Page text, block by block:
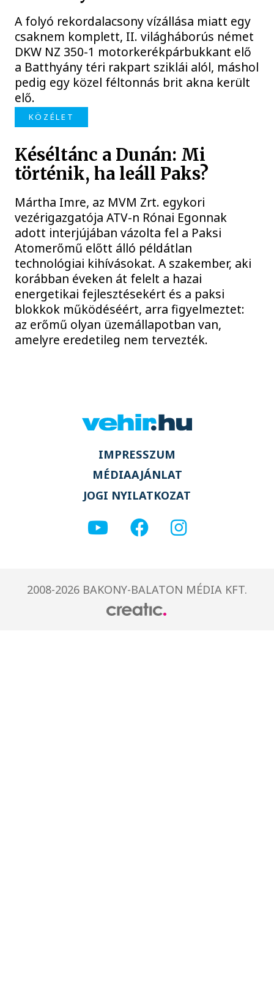
A folyó rekordalacsony vízállása miatt egy
csaknem komplett, II. világháborús német
DKW NZ 350-1 motorkerékpárbukkant elő
a Batthyány téri rakpart sziklái alól, máshol
pedig egy közel féltonnás brit akna került
elő.
KÖZÉLET
Késéltánc a Dunán: Mi
történik, ha leáll Paks?
Mártha Imre, az MVM Zrt. egykori
vezérigazgatója ATV-n Rónai Egonnak
adott interjújában vázolta fel a Paksi
Atomerőmű előtt álló példátlan
technológiai kihívásokat. A szakember, aki
korábban éveken át felelt a hazai
energetikai fejlesztésekért és a paksi
blokkok működéséért, arra figyelmeztet:
az erőmű olyan üzemállapotban van,
amelyre eredetileg nem tervezték.
IMPRESSZUM
MÉDIAAJÁNLAT
JOGI NYILATKOZAT
2008-2026 BAKONY-BALATON MÉDIA KFT.